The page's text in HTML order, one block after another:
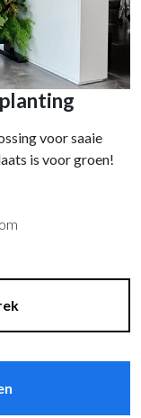
voor saaie
is voor groen!